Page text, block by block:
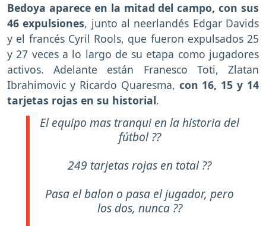
Bedoya aparece en la mitad del campo, con sus
46 expulsiones, junto al neerlandés Edgar Davids
y el francés Cyril Rools, que fueron expulsados 25
y 27 veces a lo largo de su etapa como jugadores
activos. Adelante están Franesco Toti, Zlatan
Ibrahimovic y Ricardo Quaresma, con 16, 15 y 14
tarjetas rojas en su historial.
El equipo mas tranqui en la historia del
fútbol ??
249 tarjetas rojas en total ??
Pasa el balon o pasa el jugador, pero
los dos, nunca ??